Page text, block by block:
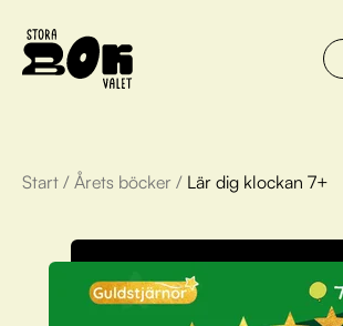
Årets böcker
Om Stora
Start / Årets böcker / Lär dig klockan 7+